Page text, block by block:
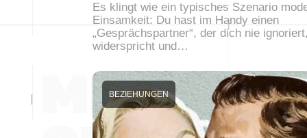
Es klingt wie ein typisches Szenario
Einsamkeit: Du hast im Handy einen
„Gesprächspartner“, der dich nie
widerspricht und…
BEZIEHUNGEN